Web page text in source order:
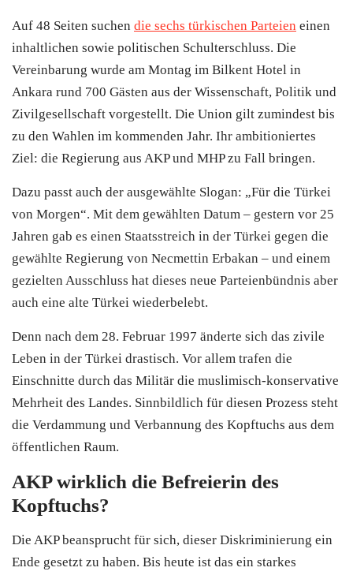
Auf 48 Seiten suchen die sechs türkischen Parteien einen
inhaltlichen sowie politischen Schulterschluss. Die
Vereinbarung wurde am Montag im Bilkent Hotel in
Ankara rund 700 Gästen aus der Wissenschaft, Politik und
Zivilgesellschaft vorgestellt. Die Union gilt zumindest bis
zu den Wahlen im kommenden Jahr. Ihr ambitioniertes
Ziel: die Regierung aus AKP und MHP zu Fall bringen.
Dazu passt auch der ausgewählte Slogan: „Für die Türkei
von Morgen“. Mit dem gewählten Datum – gestern vor 25
Jahren gab es einen Staatsstreich in der Türkei gegen die
gewählte Regierung von Necmettin Erbakan – und einem
gezielten Ausschluss hat dieses neue Parteienbündnis aber
auch eine alte Türkei wiederbelebt.
Denn nach dem 28. Februar 1997 änderte sich das zivile
Leben in der Türkei drastisch. Vor allem trafen die
Einschnitte durch das Militär die muslimisch-konservative
Mehrheit des Landes. Sinnbildlich für diesen Prozess steht
die Verdammung und Verbannung des Kopftuchs aus dem
öffentlichen Raum.
AKP wirklich die Befreierin des
Kopftuchs?
Die AKP beansprucht für sich, dieser Diskriminierung ein
Ende gesetzt zu haben. Bis heute ist das ein starkes